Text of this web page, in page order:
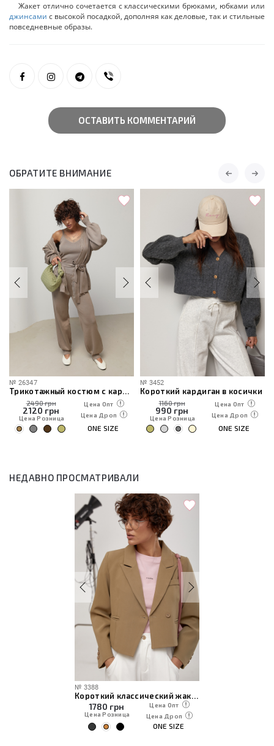
Жакет отлично сочетается с классическими брюками, юбками или
джинсами с высокой посадкой, дополняя как деловые, так и стильные
повседневные образы.
ОСТАВИТЬ КОММЕНТАРИЙ
ОБРАТИТЕ ВНИМАНИЕ
№ 26347
Трикотажный костюм с кардиганом, топом и брюками
2490 грн
2120 грн
Цена Розница
Цена Опт
Цена Дроп
ONE SIZE
№ 3452
Короткий кардиган в косички
1160 грн
990 грн
Цена Розница
Цена Опт
Цена Дроп
ONE SIZE
НЕДАВНО ПРОСМАТРИВАЛИ
№ 3388
Короткий классический жакет с асимметричным низом
1780 грн
Цена Розница
Цена Опт
Цена Дроп
ONE SIZE